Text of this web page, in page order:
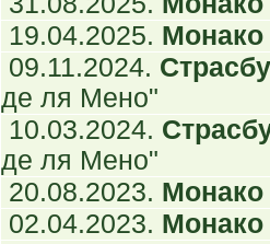
19.04.2025. Монако
09.11.2024.
де ля Мено"
10.03.2024.
де ля Мено"
20.08.2023. Монако
02.04.2023. Монако